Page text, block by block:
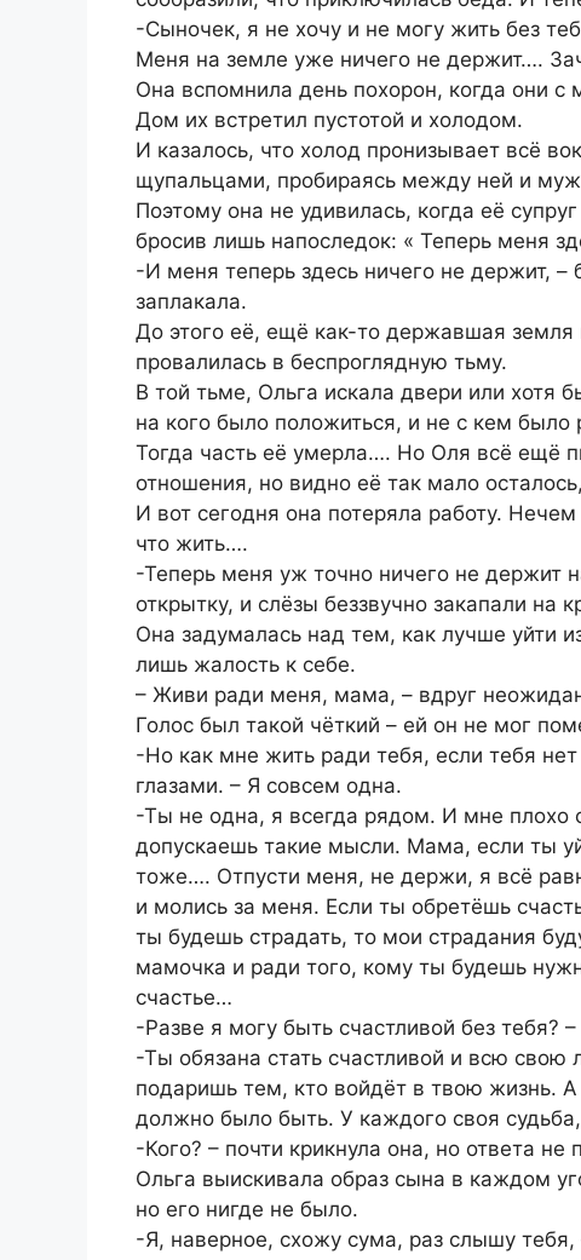
-Сыночек, я не хочу и не могу жить без
Меня на земле уже ничего не держит….
Она вспомнила день похорон, когда они
Дом их встретил пустотой и холодом.
И казалось, что холод пронизывает всё
щупальцами, пробираясь между ней и
Поэтому она не удивилась, когда её
бросив лишь напоследок: « Теперь меня
-И меня теперь здесь ничего не держит, –
заплакала.
До этого её, ещё как-то державшая земля
провалилась в беспроглядную тьму.
В той тьме, Ольга искала двери или хотя
на кого было положиться, и не с кем было
Тогда часть её умерла…. Но Оля всё ещё
отношения, но видно её так мало
И вот сегодня она потеряла работу.
что жить….
-Теперь меня уж точно ничего не держит
открытку, и слёзы беззвучно закапали на
Она задумалась над тем, как лучше уйти
лишь жалость к себе.
– Живи ради меня, мама, – вдруг
Голос был такой чёткий – ей он не мог
-Но как мне жить ради тебя, если тебя
глазами. – Я совсем одна.
-Ты не одна, я всегда рядом. И мне плохо
допускаешь такие мысли. Мама, если ты
тоже…. Отпусти меня, не держи, я всё
и молись за меня. Если ты обретёшь
ты будешь страдать, то мои страдания
мамочка и ради того, кому ты будешь
счастье…
-Разве я могу быть счастливой без тебя?
-Ты обязана стать счастливой и всю
подаришь тем, кто войдёт в твою жизнь.
должно было быть. У каждого своя
-Кого? – почти крикнула она, но ответа не
Ольга выискивала образ сына в каждом
но его нигде не было.
-Я, наверное, схожу сума, раз слышу